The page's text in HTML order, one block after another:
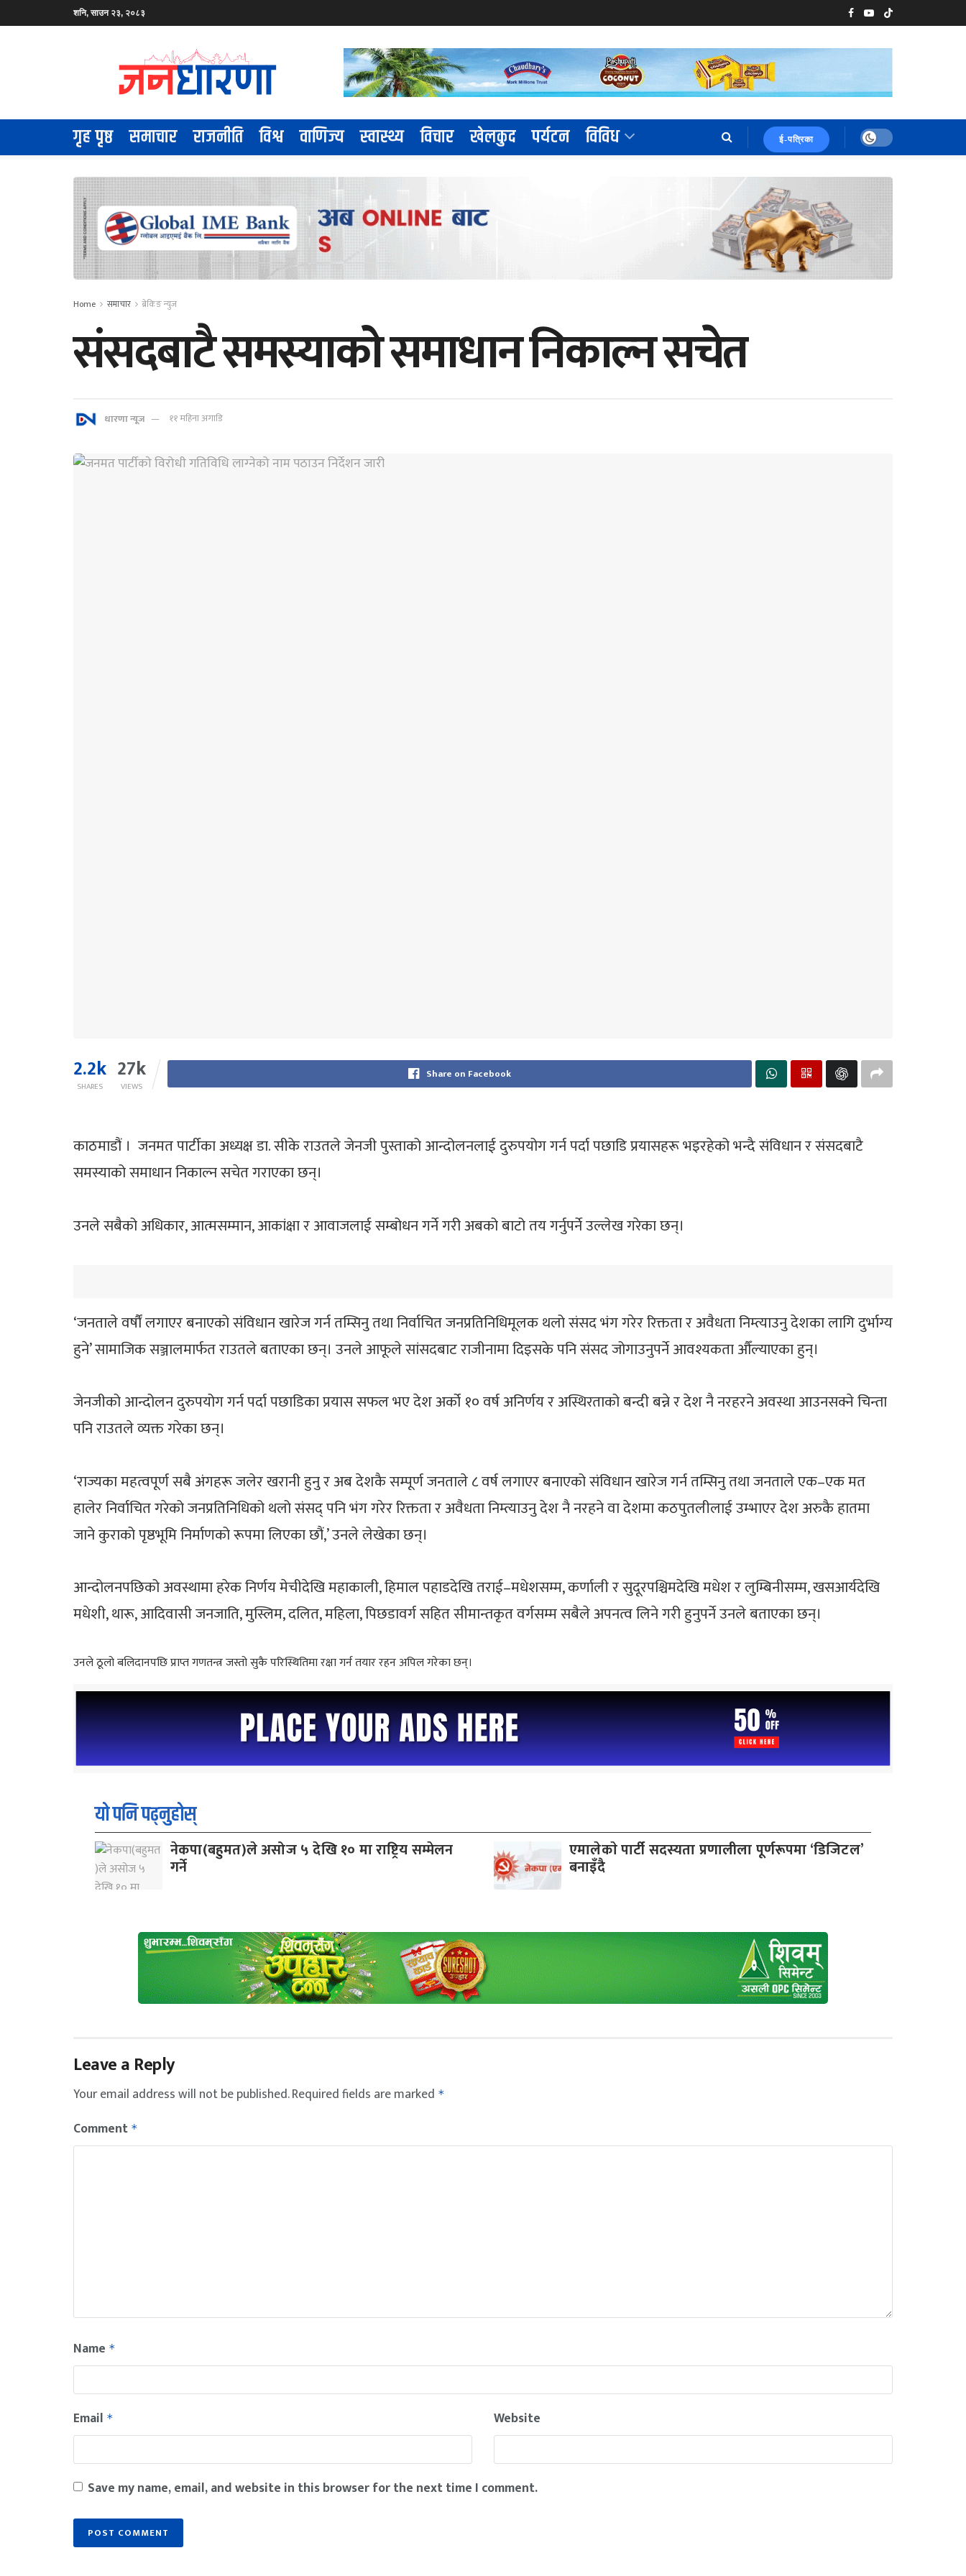
शनि, साउन २३, २०८३
गृह पृष्ठ समाचार राजनीति विश्व वाणिज्य स्वास्थ्य विचार खेलकुद पर्यटन विविध ई-पत्रिका
Home समाचार ब्रेकिङ न्युज
संसदबाटै समस्याको समाधान निकाल्न सचेत
धारणा न्यूज ११ महिना अगाडि
2.2k
SHARES
27k
VIEWS
Share on Facebook
काठमाडौं । जनमत पार्टीका अध्यक्ष डा. सीके राउतले जेनजी पुस्ताको आन्दोलनलाई दुरुपयोग गर्न पर्दा पछाडि प्रयासहरू भइरहेको भन्दै संविधान र संसदबाटै
समस्याको समाधान निकाल्न सचेत गराएका छन्।
उनले सबैको अधिकार, आत्मसम्मान, आकांक्षा र आवाजलाई सम्बोधन गर्ने गरी अबको बाटो तय गर्नुपर्ने उल्लेख गरेका छन्।
‘जनताले वर्षौं लगाएर बनाएको संविधान खारेज गर्न तम्सिनु तथा निर्वाचित जनप्रतिनिधिमूलक थलो संसद भंग गरेर रिक्तता र अवैधता निम्त्याउनु देशका लागि दुर्भाग्य
हुने’ सामाजिक सञ्जालमार्फत राउतले बताएका छन्। उनले आफूले सांसदबाट राजीनामा दिइसके पनि संसद जोगाउनुपर्ने आवश्यकता औँल्याएका हुन्।
जेनजीको आन्दोलन दुरुपयोग गर्न पर्दा पछाडिका प्रयास सफल भए देश अर्को १० वर्ष अनिर्णय र अस्थिरताको बन्दी बन्ने र देश नै नरहरने अवस्था आउनसक्ने चिन्ता
पनि राउतले व्यक्त गरेका छन्।
‘राज्यका महत्वपूर्ण सबै अंगहरू जलेर खरानी हुनु र अब देशकै सम्पूर्ण जनताले ८ वर्ष लगाएर बनाएको संविधान खारेज गर्न तम्सिनु तथा जनताले एक–एक मत
हालेर निर्वाचित गरेको जनप्रतिनिधिको थलो संसद् पनि भंग गरेर रिक्तता र अवैधता निम्त्याउनु देश नै नरहने वा देशमा कठपुतलीलाई उम्भाएर देश अरुकै हातमा
जाने कुराको पृष्ठभूमि निर्माणको रूपमा लिएका छौं,’ उनले लेखेका छन्।
आन्दोलनपछिको अवस्थामा हरेक निर्णय मेचीदेखि महाकाली, हिमाल पहाडदेखि तराई–मधेशसम्म, कर्णाली र सुदूरपश्चिमदेखि मधेश र लुम्बिनीसम्म, खसआर्यदेखि
मधेशी, थारू, आदिवासी जनजाति, मुस्लिम, दलित, महिला, पिछडावर्ग सहित सीमान्तकृत वर्गसम्म सबैले अपनत्व लिने गरी हुनुपर्ने उनले बताएका छन्।
उनले ठूलो बलिदानपछि प्राप्त गणतन्त्र जस्तो सुकै परिस्थितिमा रक्षा गर्न तयार रहन अपिल गरेका छन्।
यो पनि पढ्नुहोस्
नेकपा(बहुमत)ले असोज ५ देखि १० मा राष्ट्रिय सम्मेलन
गर्ने
एमालेकाे पार्टी सदस्यता प्रणालीला पूर्णरूपमा ‘डिजिटल’
बनाइँदै
Leave a Reply
Your email address will not be published.Required fields are marked *
Comment *
Name *
Email * Website
Save my name, email, and website in this browser for the next time I comment.